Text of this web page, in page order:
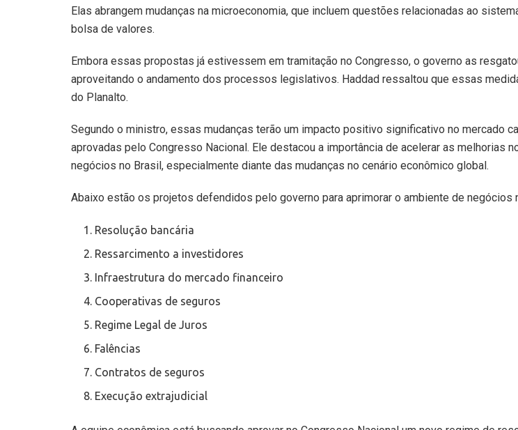
Elas abrangem mudanças na microeconomia, que incluem questões relacionadas ao
bolsa de valores.
Embora essas propostas já estivessem em tramitação no Congresso, o governo as
aproveitando o andamento dos processos legislativos. Haddad ressaltou que essas
do Planalto.
Segundo o ministro, essas mudanças terão um impacto positivo significativo no mercado
aprovadas pelo Congresso Nacional. Ele destacou a importância de acelerar as melhorias
negócios no Brasil, especialmente diante das mudanças no cenário econômico global.
Abaixo estão os projetos defendidos pelo governo para aprimorar o ambiente de negócios
Resolução bancária
Ressarcimento a investidores
Infraestrutura do mercado financeiro
Cooperativas de seguros
Regime Legal de Juros
Falências
Contratos de seguros
Execução extrajudicial